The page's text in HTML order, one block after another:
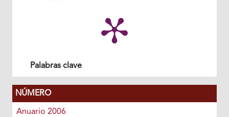
Palabras clave
NÚMERO
Anuario 2006